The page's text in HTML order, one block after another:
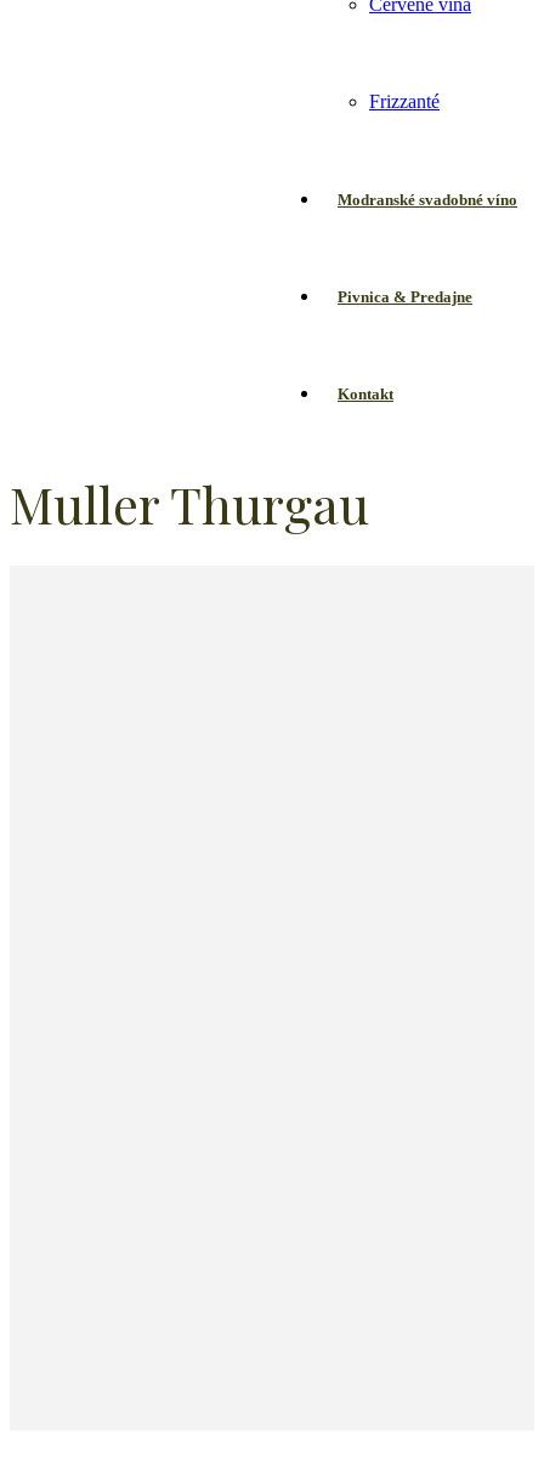
Červené vína
Frizzanté
Modranské svadobné víno
Pivnica & Predajne
Kontakt
Muller Thurgau